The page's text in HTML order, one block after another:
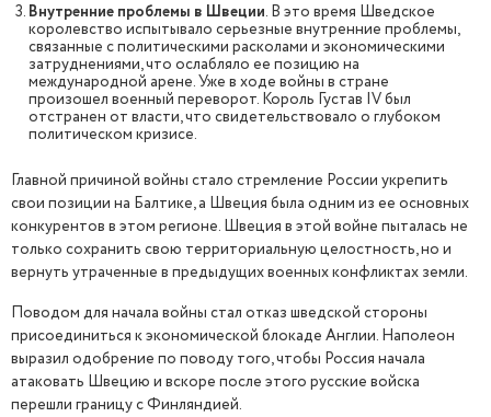
Внутренние проблемы в Швеции. В это время Шведское
королевство испытывало серьезные внутренние проблемы,
связанные с политическими расколами и экономическими
затруднениями, что ослабляло ее позицию на
международной арене. Уже в ходе войны в стране
произошел военный переворот. Король Густав IV был
отстранен от власти, что свидетельствовало о глубоком
политическом кризисе.
Главной причиной войны стало стремление России укрепить
свои позиции на Балтике, а Швеция была одним из ее основных
конкурентов в этом регионе. Швеция в этой войне пыталась не
только сохранить свою территориальную целостность, но и
вернуть утраченные в предыдущих военных конфликтах земли.
Поводом для начала войны стал отказ шведской стороны
присоединиться к экономической блокаде Англии. Наполеон
выразил одобрение по поводу того, чтобы Россия начала
атаковать Швецию и вскоре после этого русские войска
перешли границу с Финляндией.